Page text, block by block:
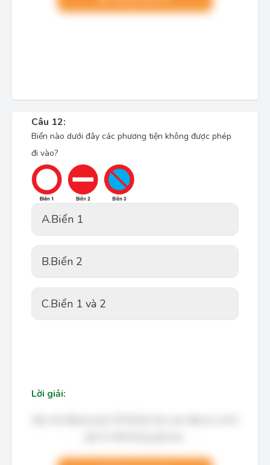
Câu 12:
Biển nào dưới đây các phương tiện không được phép
đi vào?
A.Biển 1
B.Biển 2
C.Biển 1 và 2
Lời giải: